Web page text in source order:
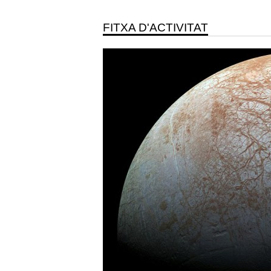
FITXA D'ACTIVITAT